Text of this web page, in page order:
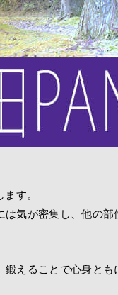
す。
気が密集し、他の部
えることで心身と